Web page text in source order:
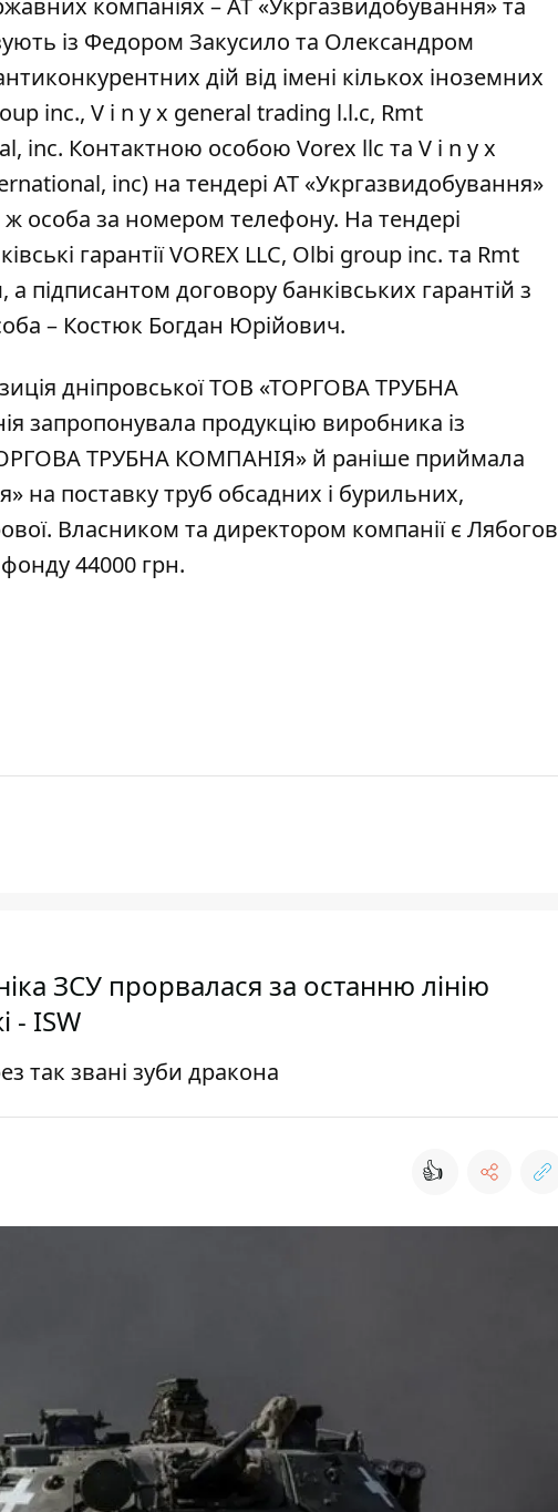
компаніях – АТ «Укргазвидобування» та
із Федором Закусило та Олександром
дій від імені кількох іноземних
inc., V i n y x general trading l.l.c, Rmt
inc. Контактною особою Vorex llc та V i n y x
inc) на тендері АТ «Укргазвидобування»
ж особа за номером телефону. На тендері
гарантії VOREX LLC, Olbi group inc. та Rmt
підписантом договору банківських гарантій з
– Костюк Богдан Юрійович.
дніпровської ТОВ «ТОРГОВА ТРУБНА
запропонувала продукцію виробника із
ТРУБНА КОМПАНІЯ» й раніше приймала
на поставку труб обсадних і бурильних,
Власником та директором компанії є Лябогов
44000 грн.
ЗСУ прорвалася за останню лінію
- ISW
так звані зуби дракона
👍